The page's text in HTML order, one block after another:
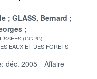
GLASS, Bernard
(CGPC)
EAUX ET DES FORETS
déc. 2005
Affaire